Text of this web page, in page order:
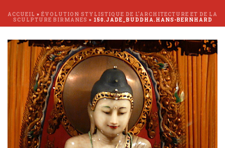
ACCUEIL » ÉVOLUTION STYLISTIQUE DE L’ARCHITECTURE ET DE LA
SCULPTURE BIRMANES » 150.JADE_BUDDHA.HANS-BERNHARD